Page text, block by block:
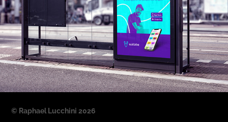
© Raphael Lucchini 2026